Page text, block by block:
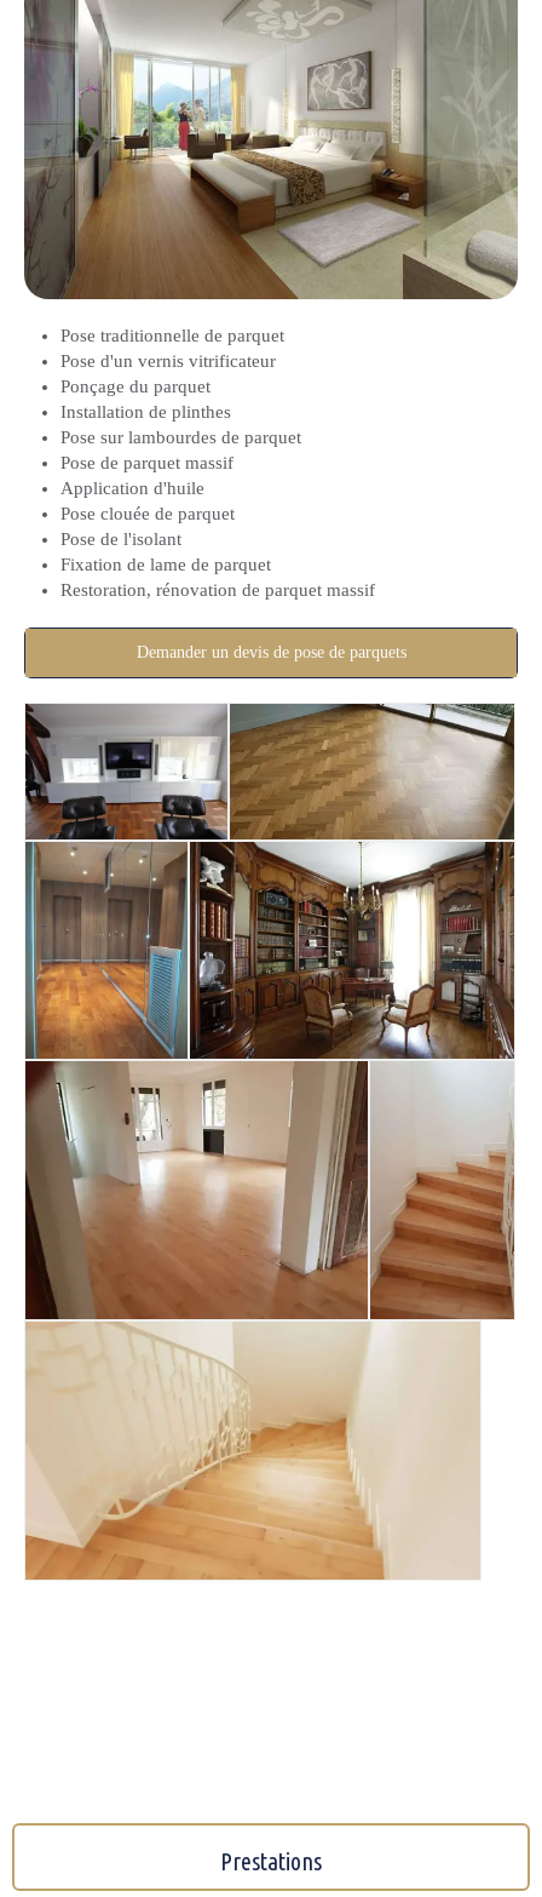
Pose traditionnelle de parquet
Pose d'un vernis vitrificateur
Ponçage du parquet
Installation de plinthes
Pose sur lambourdes de parquet
Pose de parquet massif
Application d'huile
Pose clouée de parquet
Pose de l'isolant
Fixation de lame de parquet
Restoration, rénovation de parquet massif
Demander un devis de pose de parquets
Prestations